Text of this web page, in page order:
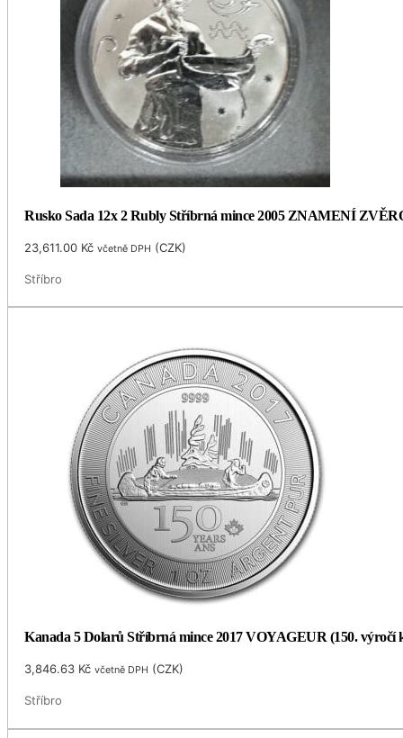
Rusko Sada 12x 2 Rubly Stříbrná mince 2005 ZNAMENÍ
23,611.00 Kč včetně DPH (CZK)
Stříbro
Kanada 5 Dolarů Stříbrná mince 2017 VOYAGEUR (150. výročí
3,846.63 Kč včetně DPH (CZK)
Stříbro